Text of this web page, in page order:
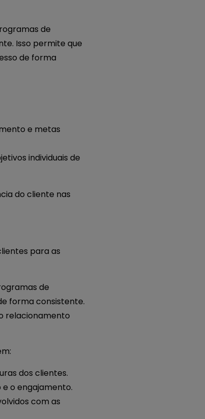
de
Isso permite que
de forma
e metas
individuais de
do cliente nas
para as
de
forma consistente.
relacionamento
dos clientes.
o engajamento.
com as